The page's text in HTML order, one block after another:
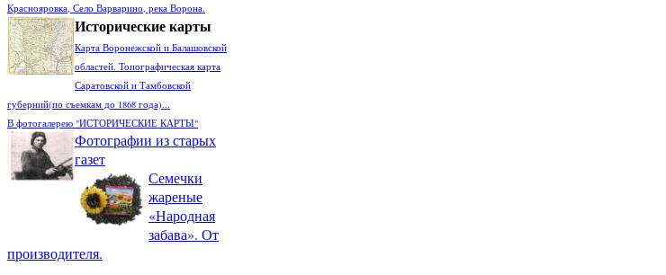
Краснояровка, Село Варварино, река Ворона.
Исторические карты
Карта Воронежской и Балашовской
областей. Топографическая карта
Саратовской и Тамбовской
губерний(по съемкам до 1868 года)...
В фотогалерею "ИСТОРИЧЕСКИЕ КАРТЫ"
Фотографии из старых
газет
Семечки
жареные
«Народная
забава». От
производителя.